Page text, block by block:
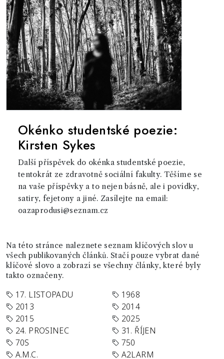
Okénko studentské poezie:
Kirsten Sykes
Další příspěvek do okénka studentské poezie,
tentokrát ze zdravotně sociální fakulty. Těšíme se
na vaše příspěvky a to nejen básně, ale i povídky,
satiry, fejetony a jiné. Zasílejte na email:
oazaprodusi@seznam.cz
Na této stránce naleznete seznam klíčových slov u
všech publikovaných článků. Stačí pouze vybrat dané
klíčové slovo a zobrazí se všechny články, které byly
takto označeny.
17. LISTOPADU
1968
2013
2014
2015
2025
24. PROSINEC
31. ŘÍJEN
70S
750
A.M.C.
A2LARM